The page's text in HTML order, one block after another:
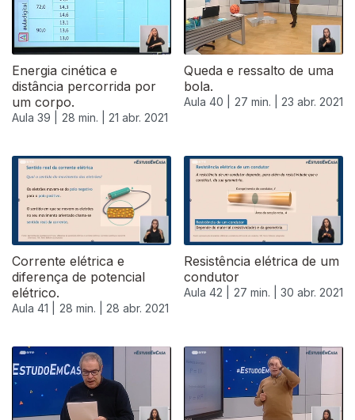
Energia cinética e
distância percorrida por
um corpo.
Aula 39 | 28 min. | 21 abr. 2021
Queda e ressalto de uma
bola.
Aula 40 | 27 min. | 23 abr. 2021
Corrente elétrica e
diferença de potencial
elétrico.
Aula 41 | 28 min. | 28 abr. 2021
Resistência elétrica de um
condutor
Aula 42 | 27 min. | 30 abr. 2021